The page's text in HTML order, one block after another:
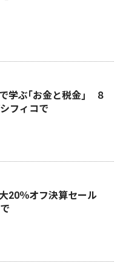
学ぶ｢お金と税金｣ ８
フィコで
20％オフ決算セール